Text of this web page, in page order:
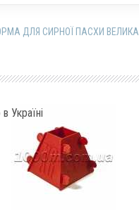
ДЛЯ СИРНОЇ ПАСХИ ВЕЛИКА